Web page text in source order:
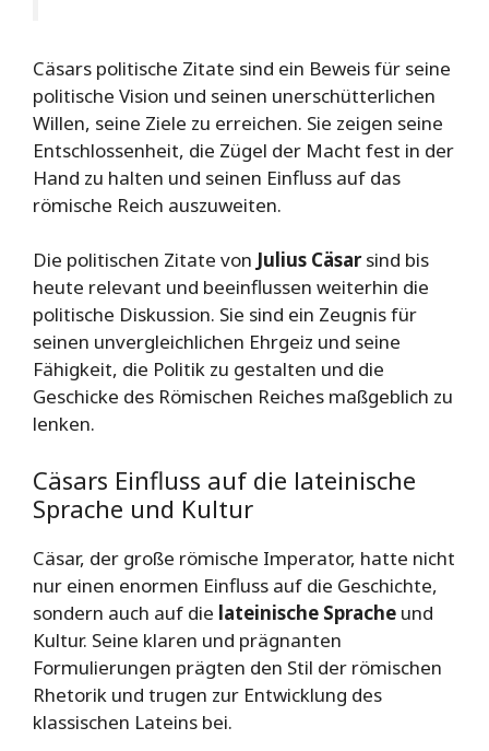
Cäsars politische Zitate sind ein Beweis für seine
politische Vision und seinen unerschütterlichen
Willen, seine Ziele zu erreichen. Sie zeigen seine
Entschlossenheit, die Zügel der Macht fest in der
Hand zu halten und seinen Einfluss auf das
römische Reich auszuweiten.
Die politischen Zitate von Julius Cäsarsind bis
heute relevant und beeinflussen weiterhin die
politische Diskussion. Sie sind ein Zeugnis für
seinen unvergleichlichen Ehrgeiz und seine
Fähigkeit, die Politik zu gestalten und die
Geschicke des Römischen Reiches maßgeblich zu
lenken.
Cäsars Einfluss auf die lateinische
Sprache und Kultur
Cäsar, der große römische Imperator, hatte nicht
nur einen enormen Einfluss auf die Geschichte,
sondern auch auf die lateinische Sprache und
Kultur. Seine klaren und prägnanten
Formulierungen prägten den Stil der römischen
Rhetorik und trugen zur Entwicklung des
klassischen Lateins bei.